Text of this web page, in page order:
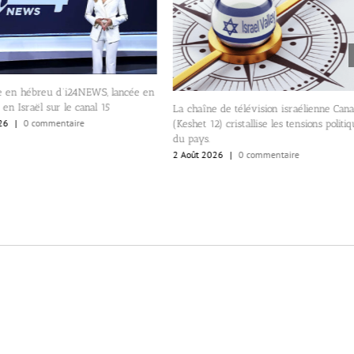
en hébreu d’i24NEWS, lancée en
Israël sur le canal 15
| 0 commentaire
La chaîne de télévision israélienne
(Keshet 12) cristallise les tensions
du pays.
2 Août 2026 | 0 commentaire